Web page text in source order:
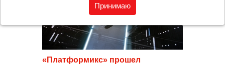
«Платформикс» прошел
Принимаю